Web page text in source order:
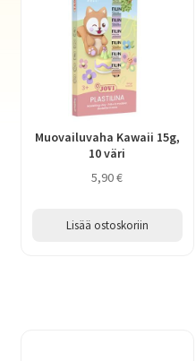
Muovailuvaha Kawaii 15g,
10 väri
5,90€
Lisää ostoskoriin